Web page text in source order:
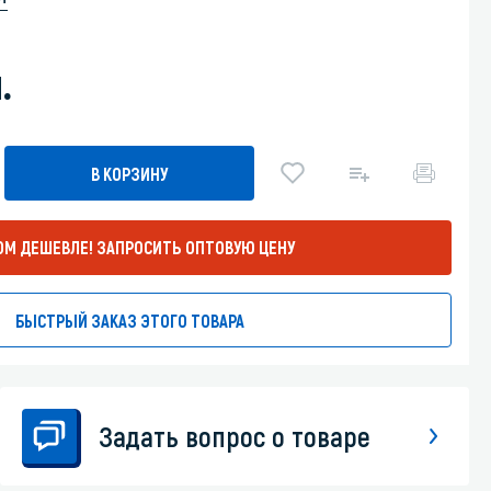
В КОРЗИНУ
ДЕШЕВЛЕ! ЗАПРОСИТЬ ОПТОВУЮ ЦЕНУ
БЫСТРЫЙ ЗАКАЗ ЭТОГО ТОВАРА
Задать вопрос о товаре